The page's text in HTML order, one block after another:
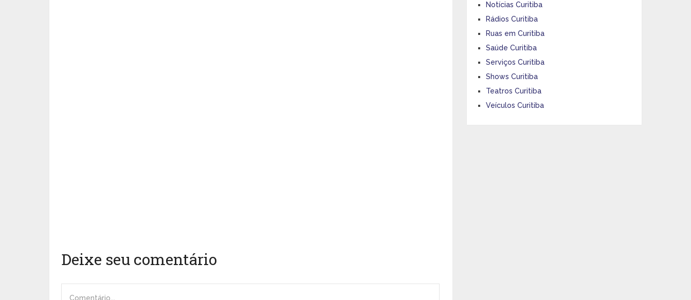
Deixe seu comentário
Notícias Curitiba
Rádios Curitiba
Ruas em Curitiba
Saúde Curitiba
Serviços Curitiba
Shows Curitiba
Teatros Curitiba
Veículos Curitiba